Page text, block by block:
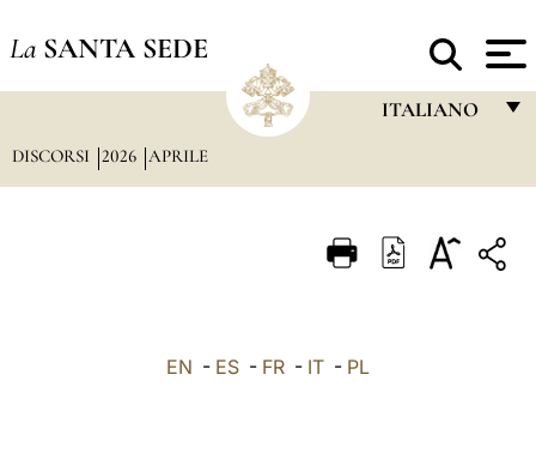
La SANTA SEDE
ITALIANO
ITALIANO
DISCORSI 2026 APRILE
EN - ES - FR - IT - PL